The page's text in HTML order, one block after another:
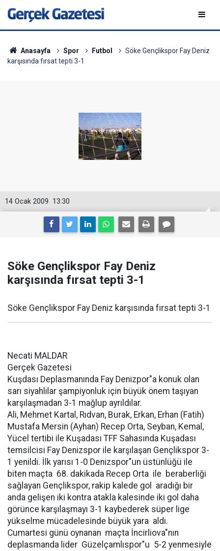
Anasayfa Spor Futbol
Söke Gençlikspor Fay Deniz
karşısında fırsat tepti 3-1
13:30
14 Ocak 2009
Söke Gençlikspor Fay Deniz
karşısında fırsat tepti 3-1
Söke Gençlikspor Fay Deniz karşısında fırsat tepti 3-1
Necati MALDAR
Gerçek Gazetesi
Kuşdası Deplasmanında Fay Denizpor"a konuk olan
sarı siyahlılar şampiyonluk için büyük önem taşıyan
karşılaşmadan 3-1 mağlup ayrıldılar.
Ali, Mehmet Kartal, Rıdvan, Burak, Erkan, Erhan (Fatih)
Mustafa Mersin (Ayhan) Recep Orta, Seyban, Kemal,
Yücel tertibi ile Kuşadası TFF Sahasında Kuşadası
temsilcisi Fay Denizspor ile karşılaşan Gençlikspor 3-
1 yenildi. İlk yarısı 1-0 Denizspor"un üstünlüğü ile
biten maçta 68. dakikada Recep Orta ile beraberliği
sağlayan Gençlikspor, rakip kalede gol aradığı bir
anda gelişen iki kontra atakla kalesinde iki gol daha
görünce karşılaşmayı 3-1 kaybederek süper lige
yükselme mücadelesinde büyük yara aldı.
Cumartesi günü oynanan maçta İncirliova"nın
deplasmanda lider Güzelçamlıspor"u 5-2 yenmesiyle